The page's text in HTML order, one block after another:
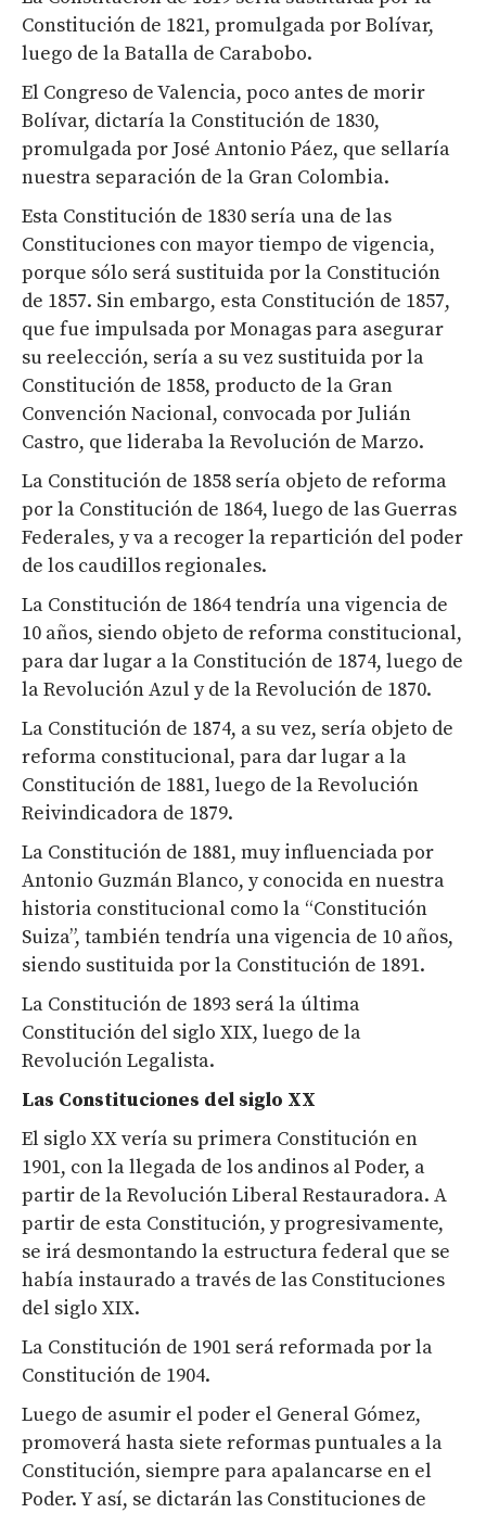
Constitución de 1821, promulgada por Bolívar,
luego de la Batalla de Carabobo.
El Congreso de Valencia, poco antes de morir
Bolívar, dictaría la Constitución de 1830,
promulgada por José Antonio Páez, que sellaría
nuestra separación de la Gran Colombia.
Esta Constitución de 1830 sería una de las
Constituciones con mayor tiempo de vigencia,
porque sólo será sustituida por la Constitución
de 1857. Sin embargo, esta Constitución de 1857,
que fue impulsada por Monagas para asegurar
su reelección, sería a su vez sustituida por la
Constitución de 1858, producto de la Gran
Convención Nacional, convocada por Julián
Castro, que lideraba la Revolución de Marzo.
La Constitución de 1858 sería objeto de reforma
por la Constitución de 1864, luego de las Guerras
Federales, y va a recoger la repartición del poder
de los caudillos regionales.
La Constitución de 1864 tendría una vigencia de
10 años, siendo objeto de reforma constitucional,
para dar lugar a la Constitución de 1874, luego de
la Revolución Azul y de la Revolución de 1870.
La Constitución de 1874, a su vez, sería objeto de
reforma constitucional, para dar lugar a la
Constitución de 1881, luego de la Revolución
Reivindicadora de 1879.
La Constitución de 1881, muy influenciada por
Antonio Guzmán Blanco, y conocida en nuestra
historia constitucional como la “Constitución
Suiza”, también tendría una vigencia de 10 años,
siendo sustituida por la Constitución de 1891.
La Constitución de 1893 será la última
Constitución del siglo XIX, luego de la
Revolución Legalista.
Las Constituciones del siglo XX
El siglo XX vería su primera Constitución en
1901, con la llegada de los andinos al Poder, a
partir de la Revolución Liberal Restauradora. A
partir de esta Constitución, y progresivamente,
se irá desmontando la estructura federal que se
había instaurado a través de las Constituciones
del siglo XIX.
La Constitución de 1901 será reformada por la
Constitución de 1904.
Luego de asumir el poder el General Gómez,
promoverá hasta siete reformas puntuales a la
Constitución, siempre para apalancarse en el
Poder. Y así, se dictarán las Constituciones de